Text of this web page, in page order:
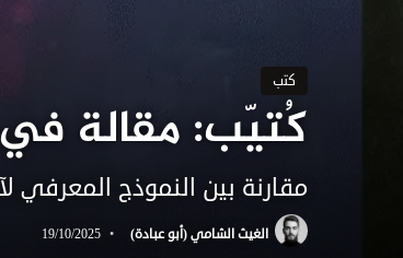
كتب
كُتيّب: مقالة في
مقارنة بين النموذج المعرفي
الغيث الشامي (أبو عبادة) 19/10/2025